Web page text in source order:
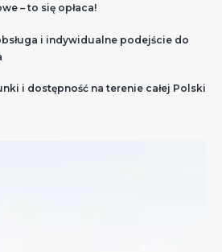
– to się opłaca!
i indywidualne podejście do
i dostępność na terenie całej Polski